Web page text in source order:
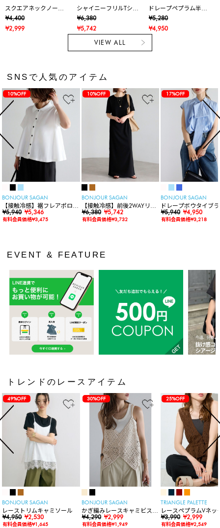
スクエアネックノース
リブラウス
¥4,400
¥2,999
シャイニーフリルTシャ
ツ
¥6,380
¥5,742
ドレープペプラム半袖
ニットカーデ
¥5,280
¥4,950
VIEW ALL
SNSで人気のアイテム
10%OFF
BONJOUR SAGAN
【接触冷感】裾フレアポロシ
ャツ
¥5,940 ¥5,346
有料会員価格¥3,475
10%OFF
BONJOUR SAGAN
【接触冷感】前後2WAYリブ
カットワンピース
¥6,380 ¥5,742
有料会員価格¥3,732
17%OFF
BONJOUR SAGAN
ドレープボウタイブ
ス
¥5,940 ¥4,950
有料会員価格¥3,218
EVENT & FEATURE
トレンドのレースアイテム
49%OFF
BONJOUR SAGAN
レーストリムキャミソール
¥4,950 ¥2,530
有料会員価格¥1,645
30%OFF
BONJOUR SAGAN
かぎ編みレースキャミビスチ
ェ
¥4,290 ¥2,999
有料会員価格¥1,949
25%OFF
TRIANGLE PALETTE
レースペプラムVネッ
ト
¥3,990 ¥2,999
有料会員価格¥2,549